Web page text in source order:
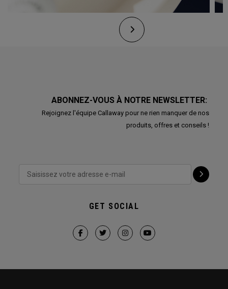
ABONNEZ-VOUS À NOTRE NEWSLETTER:
Rejoignez l'équipe Callaway pour ne rien manquer de nos
produits, offres et conseils !
GET SOCIAL